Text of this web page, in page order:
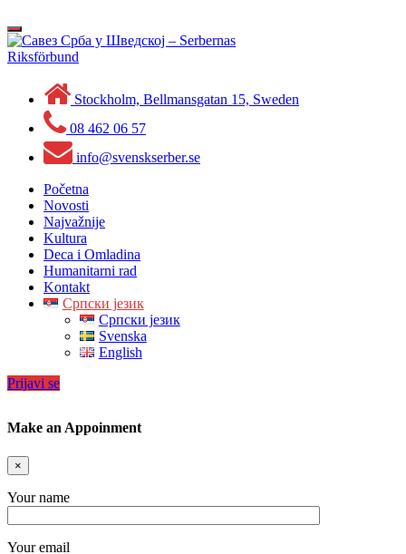
to
content
Toggle
navigation
Stockholm, Bellmansgatan 15, Sweden
08 462 06 57
info@svenskserber.se
Početna
Novosti
Najvažnije
Kultura
Deca i Omladina
Humanitarni rad
Kontakt
Српски језик
Српски језик
Svenska
English
Prijavi se
Make an Appoinment
×
Your name
Your email